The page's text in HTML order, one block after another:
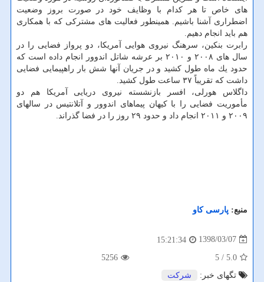
های خاص تا هر كدام با وظایف خود در صورت بروز وضعیت
اضطراری آشنا باشیم. همینطور فعالیت های مشتركی كه با همكاری
هم باید انجام دهیم.
رابرت بنكین، سرهنگ نیروی هوایی آمریكا، دو پرواز فضایی را در
سال های ۲۰۰۸ و ۲۰۱۰ بر عرشه شاتل اندوور انجام داده است كه
حدود یك ماه طول كشید و در جریان آنها شش بار راهپیمایی فضایی
داشت كه تقریباً ۳۷ ساعت طول كشید.
داگلاس هورلی، افسر بازنشسته نیروی دریایی آمریكا هم دو
مأموریت فضایی را با كیهان پیماهای اندوور و آتلانتیس در سالهای
۲۰۰۹ و ۲۰۱۱ انجام داد و حدود ۲۹ روز را در فضا گذراند.
منبع: پارسی كاو
1398/03/07
15:21:34
5.0
/ 5
5256
تگهای خبر:
شركت